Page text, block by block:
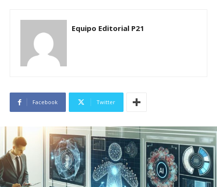
Equipo Editorial P21
Facebook Twitter